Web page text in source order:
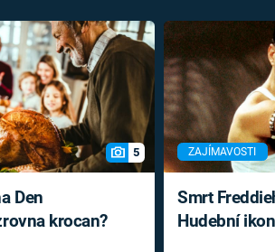
5
Den
krocan?
ZAJÍMAVOSTI
Smrt
Hudební